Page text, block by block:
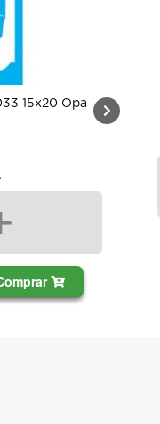
15x20 Opa